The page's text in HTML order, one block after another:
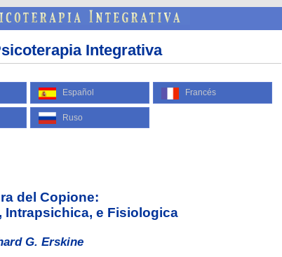
Integrativa
Español Francés
Ruso
del Copione:
Intrapsichica, e Fisiologica
G. Erskine